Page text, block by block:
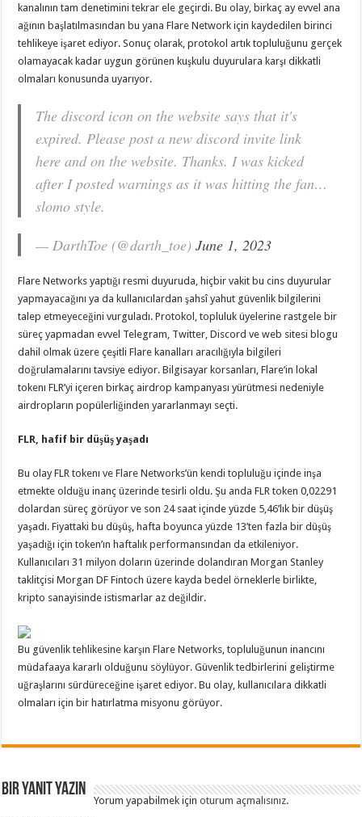
kanalının tam denetimini tekrar ele geçirdi. Bu olay, birkaç ay evvel ana
ağının başlatılmasından bu yana Flare Network için kaydedilen birinci
tehlikeye işaret ediyor. Sonuç olarak, protokol artık topluluğunu gerçek
olamayacak kadar uygun görünen kuşkulu duyurulara karşı dikkatli
olmaları konusunda uyarıyor.
The discord icon on the website says that it's
expired. Please post a new discord invite link
here and on the website. Thanks. I was kicked
after I posted warnings as it was hitting the fan…
slomo style.
— DarthToe (@darth_toe)June 1, 2023
Flare Networks yaptığı resmi duyuruda, hiçbir vakit bu cins duyurular
yapmayacağını ya da kullanıcılardan şahsî yahut güvenlik bilgilerini
talep etmeyeceğini vurguladı. Protokol, topluluk üyelerine rastgele bir
süreç yapmadan evvel Telegram, Twitter, Discord ve web sitesi blogu
dahil olmak üzere çeşitli Flare kanalları aracılığıyla bilgileri
doğrulamalarını tavsiye ediyor. Bilgisayar korsanları, Flare’in lokal
tokenı FLR’yi içeren birkaç airdrop kampanyası yürütmesi nedeniyle
airdropların popülerliğinden yararlanmayı seçti.
FLR, hafif bir düşüş yaşadı
Bu olay FLR tokenı ve Flare Networks’ün kendi topluluğu içinde inşa
etmekte olduğu inanç üzerinde tesirli oldu. Şu anda FLR token 0,02291
dolardan süreç görüyor ve son 24 saat içinde yüzde 5,46’lık bir düşüş
yaşadı. Fiyattaki bu düşüş, hafta boyunca yüzde 13’ten fazla bir düşüş
yaşadığı için token’ın haftalık performansından da etkileniyor.
Kullanıcıları 31 milyon doların üzerinde dolandıran Morgan Stanley
taklitçisi Morgan DF Fintoch üzere kayda bedel örneklerle birlikte,
kripto sanayisinde istismarlar az değildir.
Bu güvenlik tehlikesine karşın Flare Networks, topluluğunun inancını
müdafaaya kararlı olduğunu söylüyor. Güvenlik tedbirlerini geliştirme
uğraşlarını sürdüreceğine işaret ediyor. Bu olay, kullanıcılara dikkatli
olmaları için bir hatırlatma misyonu görüyor.
Bir yanıt yazın
Yorum yapabilmek içinoturum açmalısınız.